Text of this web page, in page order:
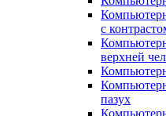
с
верхней
пазух